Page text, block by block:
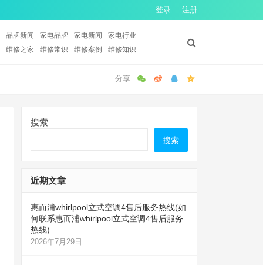
登录 注册
品牌新闻 家电品牌 家电新闻
家电行业
维修之家 维修常识 维修案例 维修知识
搜索
搜索
近期文章
惠而浦whirlpool立式空调4售后服务热线(如
何联系惠而浦whirlpool立式空调4售后服务
热线)
2026年7月29日